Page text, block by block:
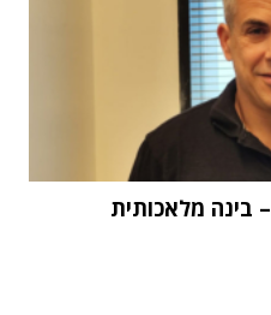
"העתיד הוא Physical AI – בינה מלאכותית